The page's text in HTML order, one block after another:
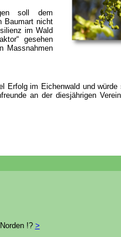
soll dem
Baumart nicht
im Wald
gesehen
Massnahmen
Erfolg im Eichenwald und
an der diesjährigen
!? >